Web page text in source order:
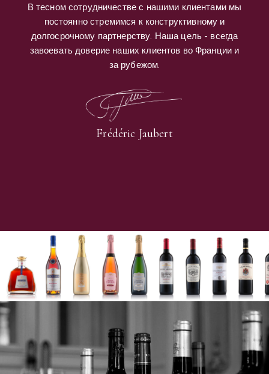
В тесном сотрудничестве с нашими клиентами мы
постоянно стремимся к конструктивному и
долгосрочному партнерству. Наша цель - всегда
завоевать доверие наших клиентов во Франции и
за рубежом.
Frédéric Jaubert